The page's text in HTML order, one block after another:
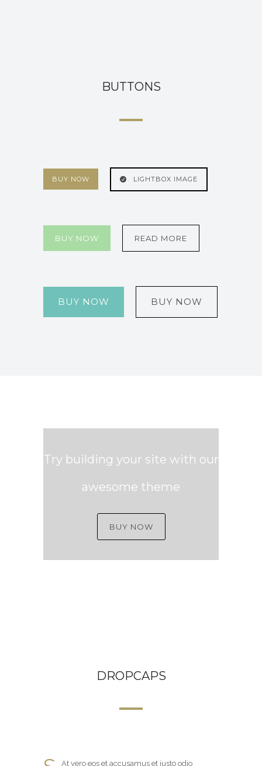
BUTTONS
BUY NOW LIGHTBOX IMAGE
BUY NOW READ MORE
BUY NOW BUY NOW
Try building your site with our
awesome theme
BUY NOW
DROPCAPS
At vero eos et accusamus et iusto odio